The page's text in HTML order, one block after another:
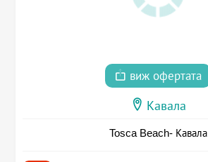
виж офертата
Кавала
Tosca Beach- Кавала